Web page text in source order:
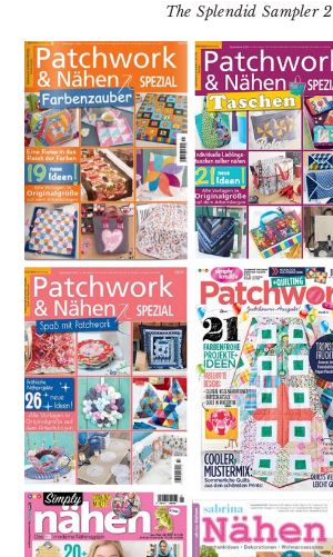
The Splendid Sampler 2